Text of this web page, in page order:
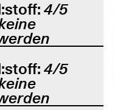
4/5
4/5